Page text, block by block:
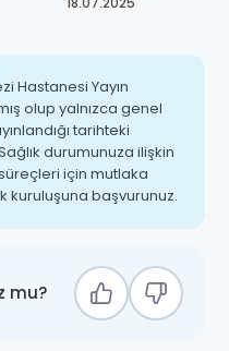
Hastanesi Yayın
olup yalnızca genel
tarihteki
durumunuza ilişkin
için mutlaka
kuruluşuna başvurunuz.
mu?